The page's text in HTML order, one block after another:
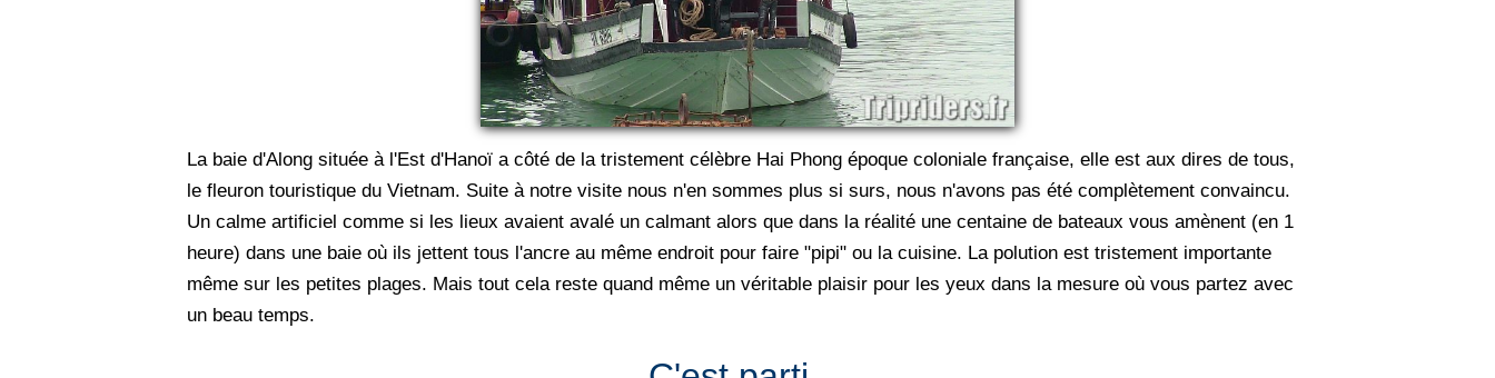
La baie d'Along située à l'Est d'Hanoï a côté de la tristement célèbre Hai Phong époque coloniale française, elle est aux dires de tous,
le fleuron touristique du Vietnam. Suite à notre visite nous n'en sommes plus si surs, nous n'avons pas été complètement convaincu.
Un calme artificiel comme si les lieux avaient avalé un calmant alors que dans la réalité une centaine de bateaux vous amènent (en 1
heure) dans une baie où ils jettent tous l'ancre au même endroit pour faire "pipi" ou la cuisine. La polution est tristement importante
même sur les petites plages. Mais tout cela reste quand même un véritable plaisir pour les yeux dans la mesure où vous partez avec
un beau temps.